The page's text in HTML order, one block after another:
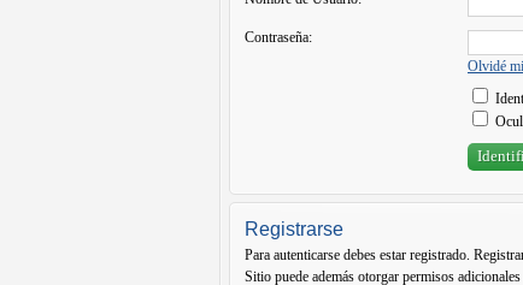
Contraseña:
Olvidé
Registrarse
Para autenticarse debes estar registrado.
Sitio puede además otorgar permisos